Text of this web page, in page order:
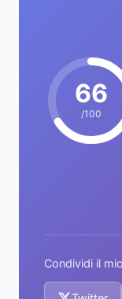
66
/100
Condividi il